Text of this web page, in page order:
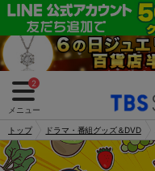
2
メニュー
トップ ドラマ・番組グッズ＆DVD